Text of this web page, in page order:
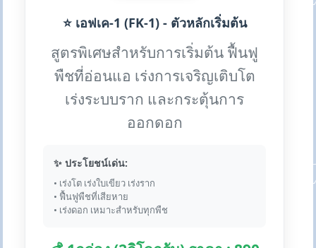
⭐ เอฟเค-1 (FK-1) - ตัวหลักเริ่มต้น
สูตรพิเศษสำหรับการเริ่มต้น ฟื้นฟู
พืชที่อ่อนแอ เร่งการเจริญเติบโต
เร่งระบบราก และกระตุ้นการ
ออกดอก
✨ ประโยชน์เด่น:
• เร่งโต เร่งใบเขียว เร่งราก
• ฟื้นฟูพืชที่เสียหาย
• เร่งดอก เหมาะสำหรับทุกพืช